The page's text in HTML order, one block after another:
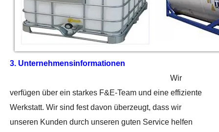
3. Unternehmensinformationen
Wir
verfügen über ein starkes F&E-Team und eine effiziente
Werkstatt. Wir sind fest davon überzeugt, dass wir
unseren Kunden durch unseren guten Service helfen